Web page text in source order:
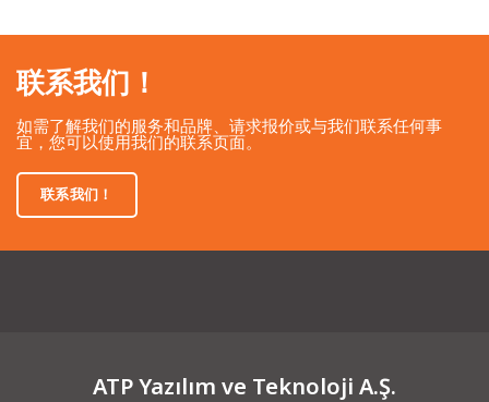
联系我们！
如需了解我们的服务和品牌、请求报价或与我们联系任何事
宜，您可以使用我们的联系页面。
联系我们！
ATP Yazılım ve Teknoloji A.Ş.